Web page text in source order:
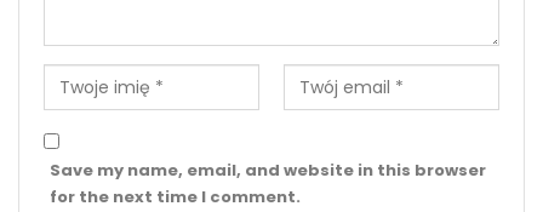
Save my name, email, and website in this browser
for the next time I comment.